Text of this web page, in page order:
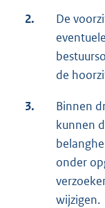
2.
De
de
3.
Binnen
kunnen
onder
wijzigen.